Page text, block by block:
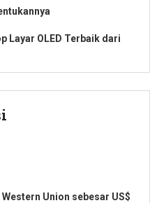
Layar OLED Terbaik dari
Union sebesar US$